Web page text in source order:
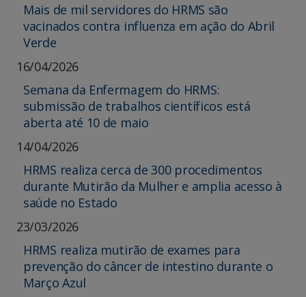
Mais de mil servidores do HRMS são
vacinados contra influenza em ação do Abril
Verde
16/04/2026
Semana da Enfermagem do HRMS:
submissão de trabalhos científicos está
aberta até 10 de maio
14/04/2026
HRMS realiza cerca de 300 procedimentos
durante Mutirão da Mulher e amplia acesso à
saúde no Estado
23/03/2026
HRMS realiza mutirão de exames para
prevenção do câncer de intestino durante o
Março Azul